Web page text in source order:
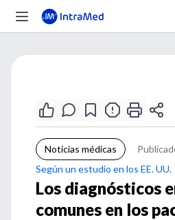
Noticias médicas
Según un estudio en los EE. UU.
Los diagnósticos
comunes en los